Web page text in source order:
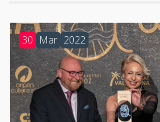
30 Mar 2022